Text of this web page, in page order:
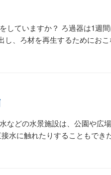
していますか？ ろ過器は1週
し、ろ材を再生するためにお
などの水景施設は、公園や広
水に触れたりすることもでき